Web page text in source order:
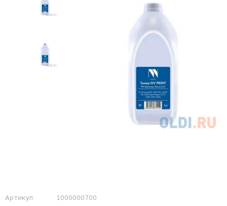
Артикул
1000000700